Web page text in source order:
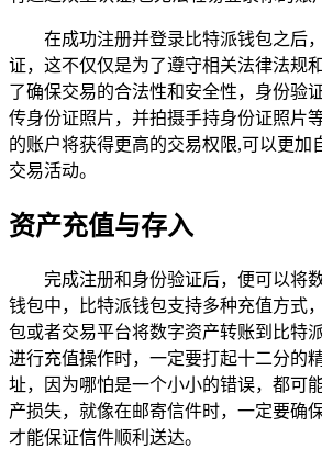
在成功注册并登录比特派钱包之后
证，这不仅仅是为了遵守相关法律法规
了确保交易的合法性和安全性，身份验
传身份证照片，并拍摄手持身份证照片
的账户将获得更高的交易权限,可以更加
交易活动。
资产充值与存入
完成注册和身份验证后，便可以将
钱包中，比特派钱包支持多种充值方式
包或者交易平台将数字资产转账到比特
进行充值操作时，一定要打起十二分的
址，因为哪怕是一个小小的错误，都可
产损失，就像在邮寄信件时，一定要确
才能保证信件顺利送达。